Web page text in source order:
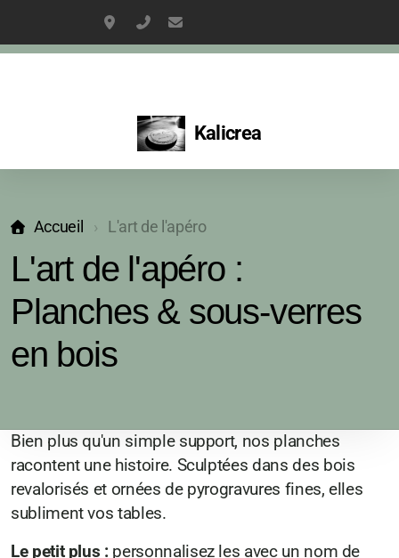
2237 Av Guillaume Dulac, La Ciotat
06 15 51 82 64
Kalicrea
Accueil L'art de l'apéro
L'art de l'apéro :
Planches & sous-verres
en bois
Bien plus qu'un simple support, nos planches
racontent une histoire. Sculptées dans des bois
revalorisés et ornées de pyrogravures fines, elles
subliment vos tables.
Le petit plus : personnalisez les avec un nom de
L'univers créatif de Kalicrea
Soliflore & Fleurs éternelles
Bijoux et Porte-bijoux